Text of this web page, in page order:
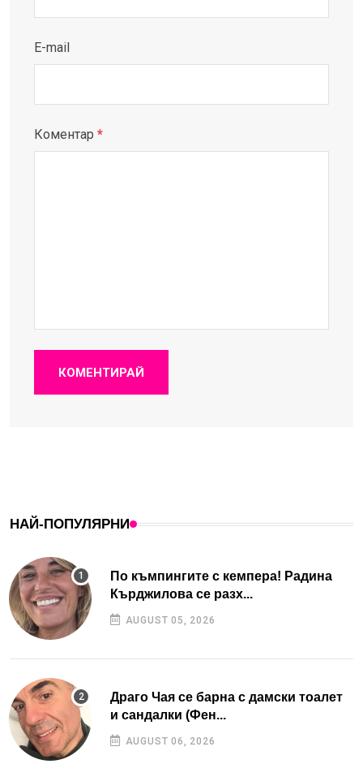
E-mail
Коментар *
КОМЕНТИРАЙ
НАЙ-ПОПУЛЯРНИ
По къмпингите с кемпера! Радина
Кърджилова се разх...
AUGUST 05, 2026
Драго Чая се барна с дамски тоалет
и сандалки (Фен...
AUGUST 06, 2026